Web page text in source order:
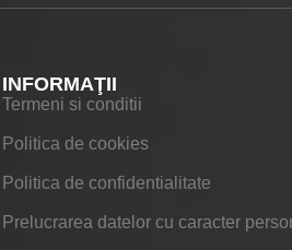
INFORMAŢII
Termeni si conditii
Politica de cookies
Politica de confidentialitate
Prelucrarea datelor cu caracter